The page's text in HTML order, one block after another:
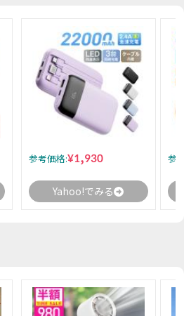
参考価格:¥1,930
Yahoo!でみる
参